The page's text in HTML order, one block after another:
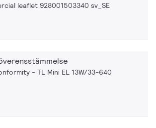
leaflet 928001503340 sv_SE
- TL Mini EL 13W/33-640